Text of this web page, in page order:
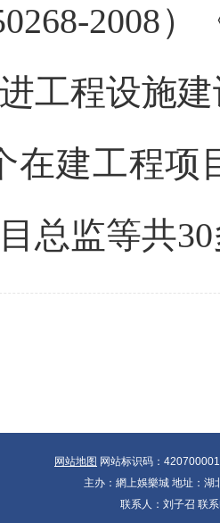
2008
工程设施
在建工程项
总监等共
网站地图 网站标识码：
主办：網上娛樂城 地址：
联系人：刘子召 联